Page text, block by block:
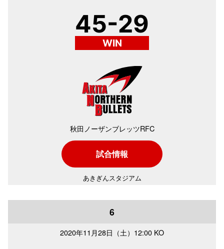
45-29
WIN
秋田ノーザンブレッツRFC
試合情報
あきぎんスタジアム
6
2020年11月28日（土） 12:00 KO